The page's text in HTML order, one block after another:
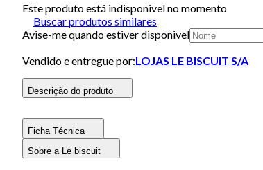
Este produto está indisponivel no momento
Buscar produtos similares
Avise-me quando estiver disponivel
Vendido e entregue por:LOJAS LE BISCUIT S/A
Descrição do produto
Ficha Técnica
Sobre a Le biscuit